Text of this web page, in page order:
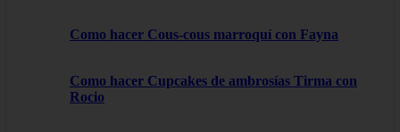
Como hacer Cous-cous marroquí con Fayna
Como hacer Cupcakes de ambrosías Tirma con
Rocio